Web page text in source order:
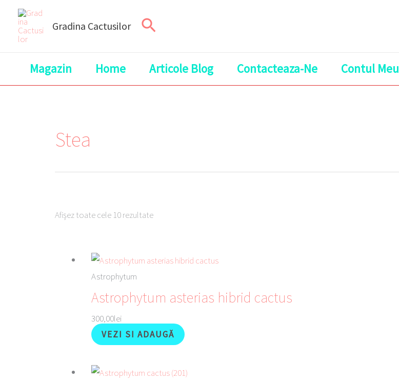
content
Gradina Cactusilor Search
Magazin Home Articole Blog Contacteaza-Ne Contul Meu
Stea
Afișez toate cele 10 rezultate
Astrophytum
Astrophytum asterias hibrid cactus
300,00lei
VEZI SI ADAUGĂ